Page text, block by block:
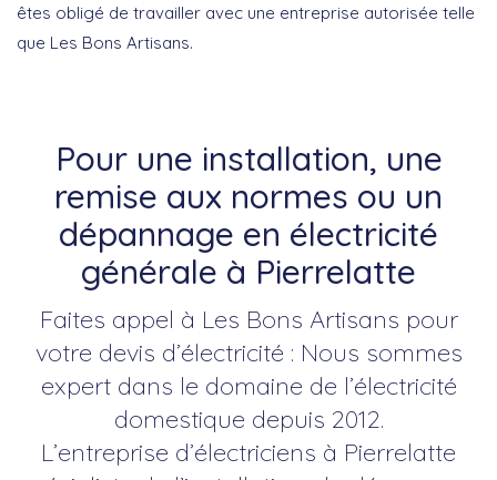
êtes obligé de travailler avec une entreprise autorisée telle
que Les Bons Artisans.
Pour une installation, une
remise aux normes ou un
dépannage en électricité
générale à Pierrelatte
Faites appel à Les Bons Artisans pour
votre devis d’électricité : Nous sommes
expert dans le domaine de l’électricité
domestique depuis 2012.
L’entreprise d’électriciens à Pierrelatte